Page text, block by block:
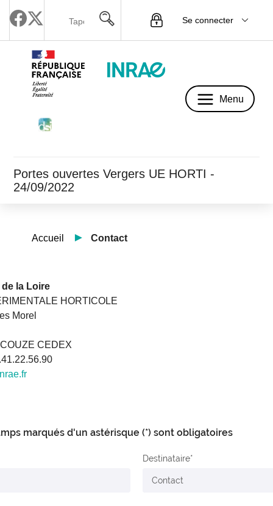
Se connecter
Menu
Portes ouvertes Vergers UE HORTI -
24/09/2022
Accueil Contact
la Loire
HORTICOLE
Morel
CEDEX
marqués d'un astérisque (*) sont obligatoires
Destinataire